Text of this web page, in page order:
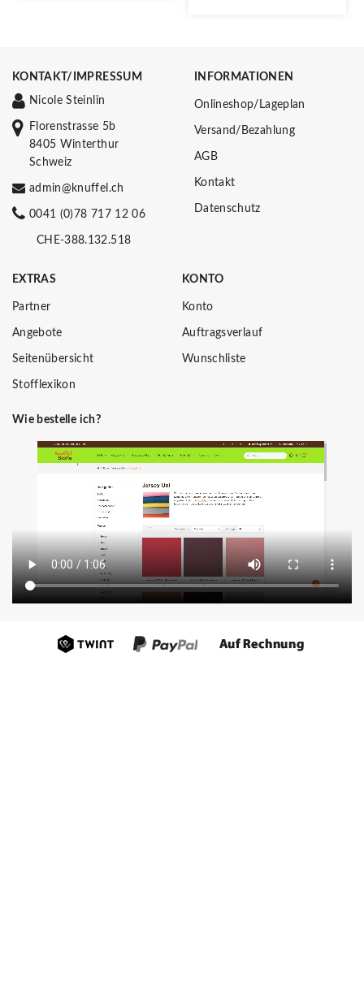
KONTAKT/IMPRESSUM
Nicole Steinlin
Florenstrasse 5b
8405 Winterthur
Schweiz
admin@knuffel.ch
0041 (0)78 717 12 06
CHE-388.132.518
INFORMATIONEN
Onlineshop/Lageplan
Versand/Bezahlung
AGB
Kontakt
Datenschutz
EXTRAS
Partner
Angebote
Seitenübersicht
Stofflexikon
KONTO
Konto
Auftragsverlauf
Wunschliste
Wie bestelle ich?